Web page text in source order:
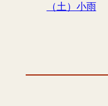
（土）小雨